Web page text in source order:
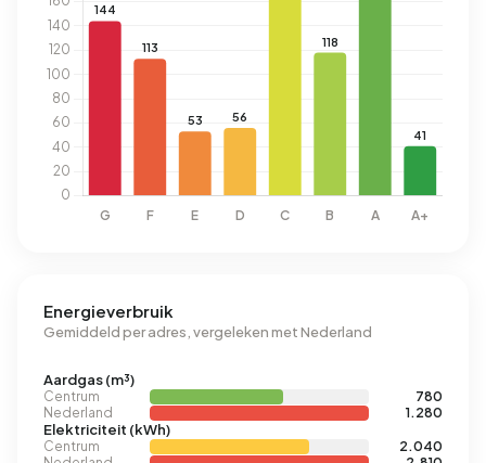
Energieverbruik
Gemiddeld per adres, vergeleken met Nederland
Aardgas (m³)
Centrum
780
Nederland
1.280
Elektriciteit (kWh)
Centrum
2.040